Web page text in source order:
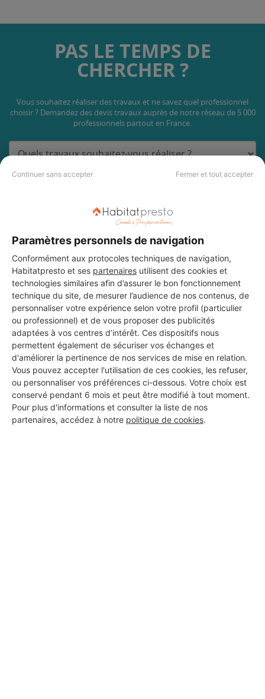
Continuer sans accepter Fermer et tout accepter
Paramètres personnels de navigation
Conformément aux protocoles techniques de navigation,
Habitatpresto et ses partenaires utilisent des cookies et
technologies similaires afin d’assurer le bon fonctionnement
technique du site, de mesurer l’audience de nos contenus, de
personnaliser votre expérience selon votre profil (particulier
ou professionnel) et de vous proposer des publicités
adaptées à vos centres d’intérêt. Ces dispositifs nous
permettent également de sécuriser vos échanges et
d'améliorer la pertinence de nos services de mise en relation.
Vous pouvez accepter l'utilisation de ces cookies, les refuser,
ou personnaliser vos préférences ci-dessous. Votre choix est
conservé pendant 6 mois et peut être modifié à tout moment.
Pour plus d'informations et consulter la liste de nos
partenaires, accédez à notre politique de cookies.
PAS LE TEMPS DE
CHERCHER ?
Vous souhaitez réaliser des travaux et ne savez quel professionnel
choisir ? Demandez des devis travaux auprès de notre réseau de 5 000
professionnels partout en France.
DEMANDER UN DEVIS
Les 3 autres Installateurs de
fenêtres pour vos travaux à
Sainte-Blandine
Ebk
Sainte-Blandine
Voir sa fiche